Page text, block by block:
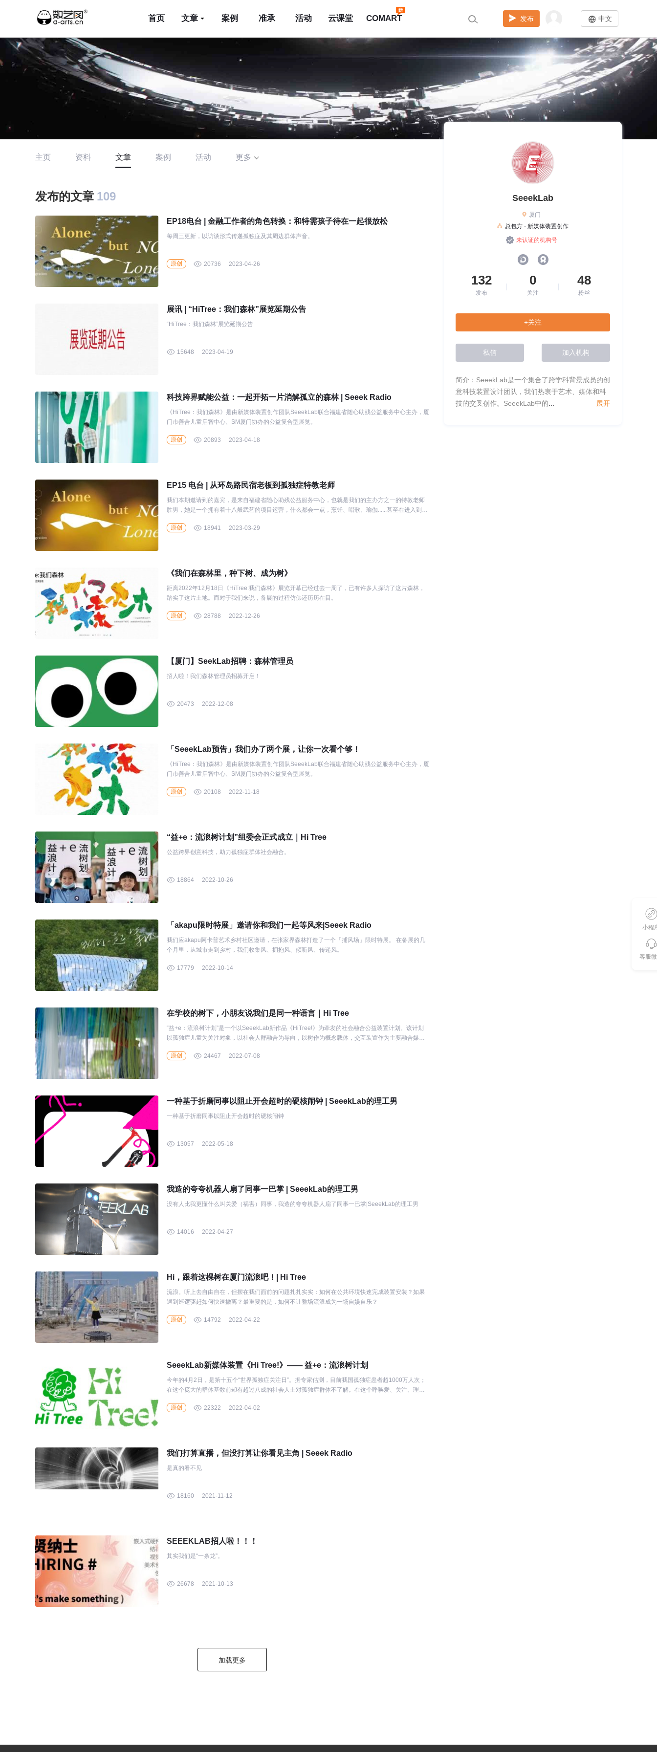
首页 文章 案例 准承 活动 云课堂 COMART 发布 中文
主页 资料 文章 案例 活动 更多
发布的文章 109
EP18电台 | 金融工作者的角色转换：和特需孩子待在一起很放松
每周三更新，以访谈形式传递孤独症及其周边群体声音。
原创 20736 2023-04-26
展讯 | “HiTree：我们森林”展览延期公告
“HiTree：我们森林”展览延期公告
15648 2023-04-19
科技跨界赋能公益：一起开拓一片消解孤立的森林 | Seeek Radio
《HiTree：我们森林》是由新媒体装置创作团队SeeekLab联合福建省随心助残公益服务中心主办，厦
门市善合儿童启智中心、SM厦门协办的公益复合型展览。
原创 20893 2023-04-18
EP15 电台 | 从环岛路民宿老板到孤独症特教老师
我们本期邀请到的嘉宾，是来自福建省随心助残公益服务中心，也就是我们的主办方之一的特教老师
胜男，她是一个拥有着十八般武艺的项目运营，什么都会一点，烹饪、唱歌、瑜伽......甚至在进入到公
原创
18941 2023-03-29
《我们在森林里，种下树、成为树》
距离2022年12月18日《HiTree:我们森林》展览开幕已经过去一周了，已有许多人探访了这片森林，
踏实了这片土地。而对于我们来说，备展的过程仿佛还历历在目。
原创 28788 2022-12-26
【厦门】SeekLab招聘：森林管理员
招人啦！我们森林管理员招募开启！
20473 2022-12-08
「SeeekLab预告」我们办了两个展，让你一次看个够！
《HiTree：我们森林》是由新媒体装置创作团队SeeekLab联合福建省随心助残公益服务中心主办，厦
门市善合儿童启智中心、SM厦门协办的公益复合型展览。
原创 20108 2022-11-18
“益+e：流浪树计划”组委会正式成立｜Hi Tree
公益跨界创意科技，助力孤独症群体社会融合。
18864 2022-10-26
「akapu限时特展」邀请你和我们一起等风来|Seeek Radio
我们应akapu阿卡普艺术乡村社区邀请，在张家界森林打造了一个「捕风场」限时特展。 在备展的几
个月里，从城市走到乡村，我们收集风、拥抱风、倾听风、传递风。
17779 2022-10-14
在学校的树下，小朋友说我们是同一种语言｜Hi Tree
“益+e：流浪树计划”是一个以SeeekLab新作品《HiTree!》为牵发的社会融合公益装置计划。该计划
以孤独症儿童为关注对象，以社会人群融合为导向，以树作为概念载体，交互装置作为主要融合媒
原创
24467 2022-07-08
一种基于折磨同事以阻止开会超时的硬核闹钟 | SeeekLab的理工男
一种基于折磨同事以阻止开会超时的硬核闹钟
13057 2022-05-18
我造的夸夸机器人扇了同事一巴掌 | SeeekLab的理工男
没有人比我更懂什么叫关爱（祸害）同事，我造的夸夸机器人扇了同事一巴掌|SeeekLab的理工男
14016 2022-04-27
Hi，跟着这棵树在厦门流浪吧！| Hi Tree
流浪。听上去自由自在，但摆在我们面前的问题扎扎实实：如何在公共环境快速完成装置安装？如果
遇到巡逻驱赶如何快速撤离？最重要的是，如何不让整场流浪成为一场自娱自乐？
原创 14792 2022-04-22
SeeekLab新媒体装置《Hi Tree!》—— 益+e：流浪树计划
今年的4月2日，是第十五个“世界孤独症关注日”。据专家估测，目前我国孤独症患者超1000万人次；
在这个庞大的群体基数前却有超过八成的社会人士对孤独症群体不了解。在这个呼唤爱、关注、理解
原创
22322 2022-04-02
我们打算直播，但没打算让你看见主角 | Seeek Radio
是真的看不见
18160 2021-11-12
SEEEKLAB招人啦！！！
其实我们是“一条龙”。
26678 2021-10-13
加载更多
SeeekLab
厦门
总包方 · 新媒体装置创作
未认证的机构号
132
发布
0
关注
48
粉丝
+关注
私信 加入机构
简介：SeeekLab是一个集合了跨学科背景成员的创
意科技装置设计团队，我们热衷于艺术、媒体和科
技的交叉创作。SeeekLab中的
展开
小程
客服